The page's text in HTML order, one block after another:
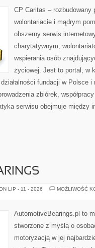
CP Caritas – rozbudowany
wolontariacie i mądrym
obszerny serwis
charytatywnym,
wspierania osób
życiowej. Jest to portal, w
fundacji w Polsce i
zbiórek,
serwisu obejmuje między
LIP - 11 - 2026
MOŻLIWOŚĆ
AutomotiveBearings.pl to
stworzone z myślą o
motoryzacją w jej